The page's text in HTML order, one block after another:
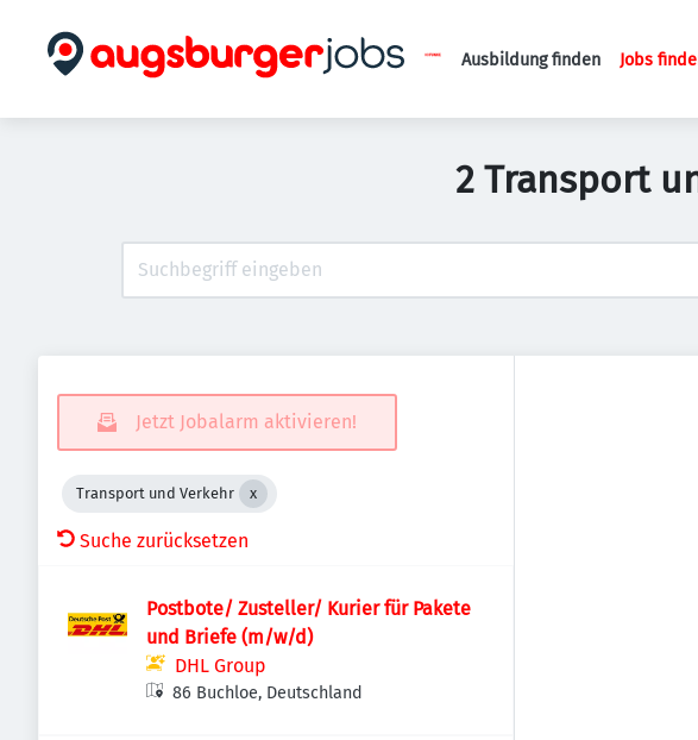
Ausbildung finden Jobs
2 Transport
Jetzt Jobalarm aktivieren!
Transport und Verkehr
Suche zurücksetzen
Postbote/ Zusteller/ Kurier für Pakete
und Briefe (m/w/d)
DHL Group
86 Buchloe, Deutschland